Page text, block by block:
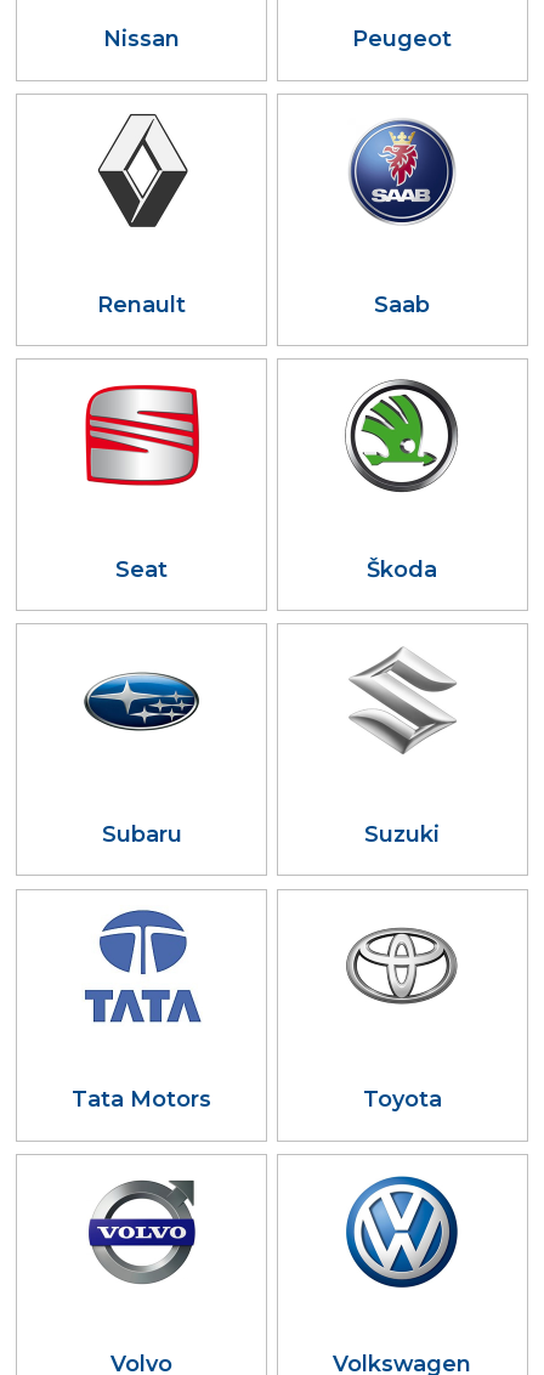
Nissan Peugeot
Renault Saab
Seat Škoda
Subaru Suzuki
Tata Motors Toyota
Volvo Volkswagen